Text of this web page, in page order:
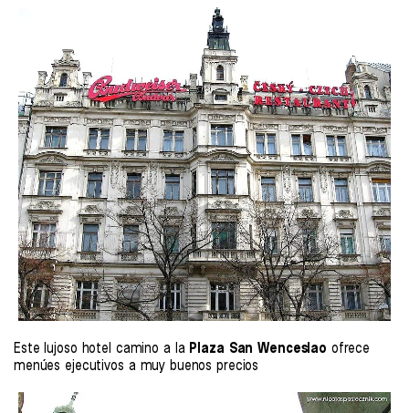
Este lujoso hotel camino a la Plaza San Wenceslao ofrece
menúes ejecutivos a muy buenos precios